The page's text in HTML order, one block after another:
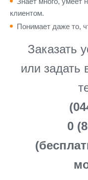
клиентом.
Понимает даже то,
Заказать
или задать
0